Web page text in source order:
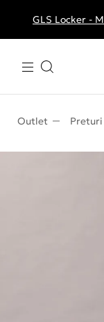
Livrare
GLS Locker -
Outlet